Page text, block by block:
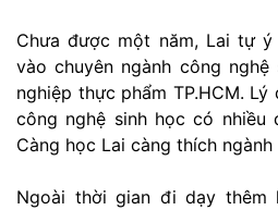
Chưa được một năm, Lai tự
vào chuyên ngành công
nghiệp thực phẩm TP.HCM.
công nghệ sinh học có nhiều
Càng học Lai càng thích ngành
Ngoài thời gian đi dạy thêm